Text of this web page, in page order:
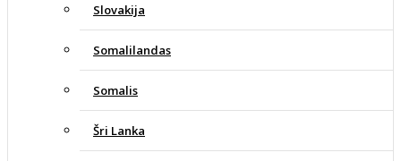
Slovakija
Somalilandas
Somalis
Šri Lanka